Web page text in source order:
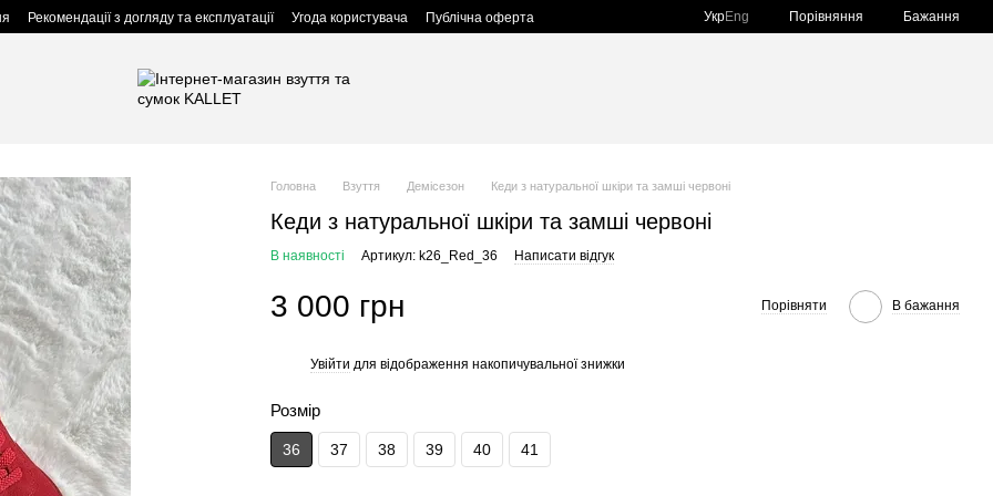
Рекомендації з догляду та експлуатації Угода користувача Публічна оферта УкрEng Порівняння Бажання
Головна Взуття Демісезон Кеди з натуральної шкіри та замші червоні
Кеди з натуральної шкіри та замші червоні
В наявності Артикул: k26_Red_36 Написати відгук
3 000 грн Порівняти В бажання
Увійти для відображення накопичувальної знижки
Розмір
36 37 38 39 40 41